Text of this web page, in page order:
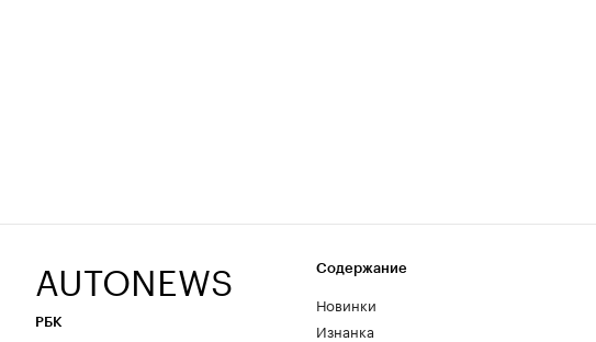
AUTONEWS
РБК
Содержание
Новинки
Изнанка